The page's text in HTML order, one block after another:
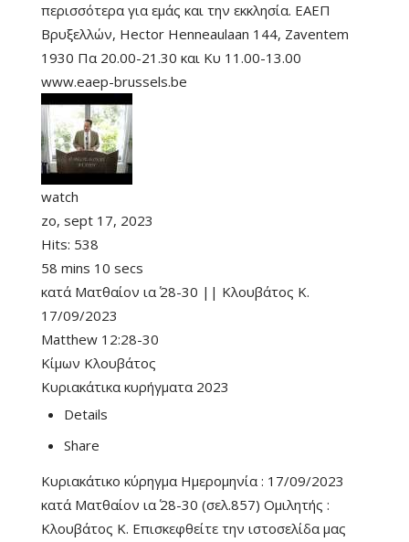
περισσότερα για εμάς και την εκκλησία. ΕΑΕΠ
Βρυξελλών, Hector Henneaulaan 144, Zaventem
1930 Πα 20.00-21.30 και Κυ 11.00-13.00
www.eaep-brussels.be
watch
zo, sept 17, 2023
Hits: 538
58 mins 10 secs
κατά Ματθαίον ια΄ 28-30 || Κλουβάτος Κ.
17/09/2023
Matthew 12:28-30
Κίμων Κλουβάτος
Κυριακάτικα κυρήγματα 2023
Details
Share
Κυριακάτικο κύρηγμα Ημερομηνία : 17/09/2023
κατά Ματθαίον ια΄ 28-30 (σελ.857) Ομιλητής :
Κλουβάτος Κ. Επισκεφθείτε την ιστοσελίδα μας